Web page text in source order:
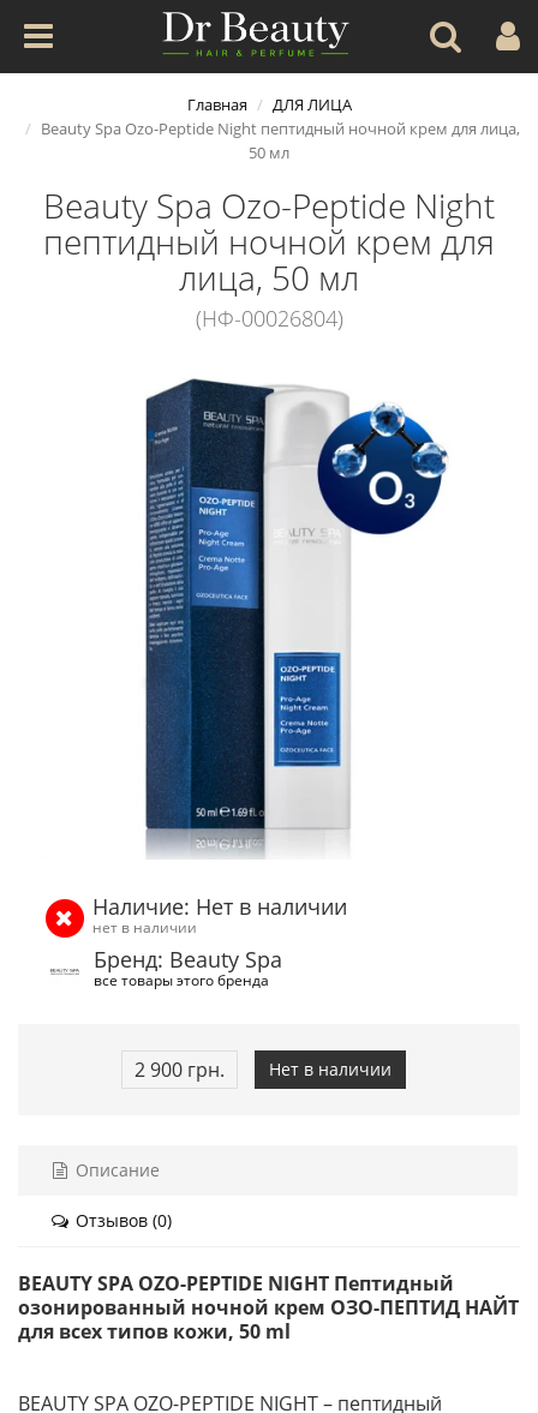
Главная
ДЛЯ ЛИЦА
Beauty Spa Ozo-Peptide Night пептидный ночной крем для лица,
50 мл
Beauty Spa Ozo-Peptide Night
пептидный ночной крем для
лица, 50 мл
(НФ-00026804)
Наличие: Нет в наличии
нет в наличии
Бренд: Beauty Spa
все товары этого бренда
2 900 грн. Нет в наличии
Описание
Отзывов (0)
BEAUTY SPA OZO-PEPTIDE NIGHT Пептидный
озонированный ночной крем ОЗО-ПЕПТИД НАЙТ
для всех типов кожи, 50 ml
BEAUTY SPA OZO-PEPTIDE NIGHT – пептидный